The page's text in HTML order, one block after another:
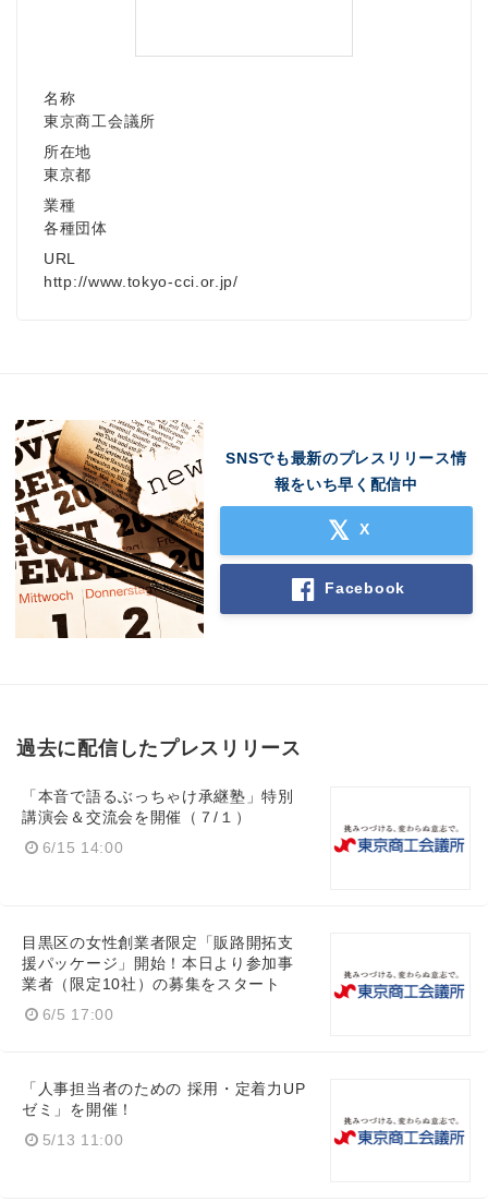
名称
東京商工会議所
所在地
東京都
業種
各種団体
URL
http://www.tokyo-cci.or.jp/
SNSでも最新のプレスリリース情
報をいち早く配信中
X
Facebook
過去に配信したプレスリリース
「本音で語るぶっちゃけ承継塾」特別
講演会＆交流会を開催（７/１）
6/15 14:00
目黒区の女性創業者限定「販路開拓支
援パッケージ」開始！本日より参加事
業者（限定10社）の募集をスタート
6/5 17:00
「人事担当者のための 採用・定着力UP
ゼミ」を開催！
5/13 11:00